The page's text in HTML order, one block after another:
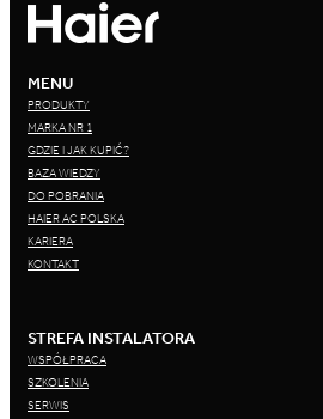
MENU
PRODUKTY
MARKA NR 1
GDZIE I JAK KUPIĆ?
BAZA WIEDZY
DO POBRANIA
HAIER AC POLSKA
KARIERA
KONTAKT
STREFA INSTALATORA
WSPÓŁPRACA
SZKOLENIA
SERWIS